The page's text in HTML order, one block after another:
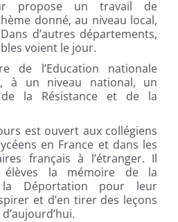
propose un travail de
donné, au niveau local,
d’autres départements,
voient le jour.
de l’Education nationale
à un niveau national, un
de la Résistance et de la
est ouvert aux collégiens
en France et dans les
français à l’étranger. Il
élèves la mémoire de la
Déportation pour leur
et d’en tirer des leçons